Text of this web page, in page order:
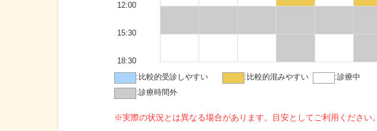
12:00
15:30
18:30
: 比較的受診しやすい : 比較的混みやすい :診療中
:診療時間外
※実際の状況とは異なる場合があります。目安としてご利用ください。